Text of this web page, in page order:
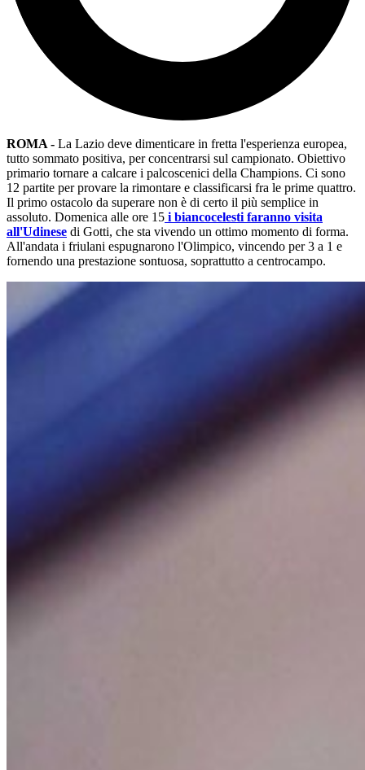
ROMA - La Lazio deve dimenticare in fretta l'esperienza europea,
tutto sommato positiva, per concentrarsi sul campionato. Obiettivo
primario tornare a calcare i palcoscenici della Champions. Ci sono
12 partite per provare la rimontare e classificarsi fra le prime quattro.
Il primo ostacolo da superare non è di certo il più semplice in
assoluto. Domenica alle ore 15 i biancocelesti faranno visita
all'Udinese di Gotti, che sta vivendo un ottimo momento di forma.
All'andata i friulani espugnarono l'Olimpico, vincendo per 3 a 1 e
fornendo una prestazione sontuosa, soprattutto a centrocampo.